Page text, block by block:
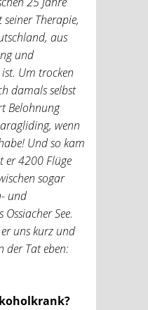
Therapie,
aus
und
Um trocken
damals selbst
Belohnung
wenn
Und so kam
er 4200 Flüge
sogar
und
See.
uns kurz und
der Tat eben: